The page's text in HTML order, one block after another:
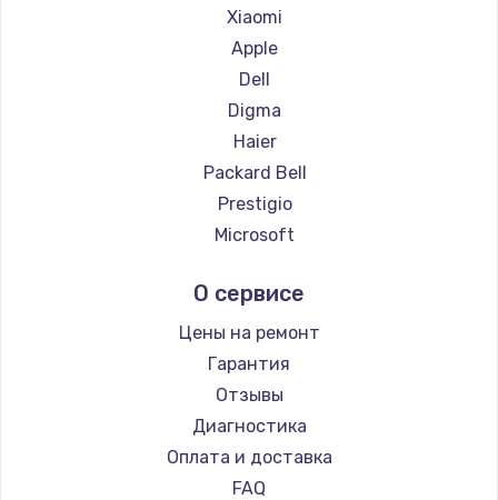
Ремонт ноутбуков Irbis
Ремонт ноутбуков Thunderobot
Ремонт ноутбуков Hasee
Ремонт ноутбуков ZTE
Ремонт ноутбуков Hiper
Ремонт ноутбуков Evga
Ремонт ноутбуков Google
Ремонт ноутбуков Echips
Ремонт ноутбуков Predator
Ремонт ноутбуков iru
Ремонт ноутбуков Machenike
Ремонт ноутбуков DEXP
Ремонт ноутбуков Teclast
Ремонт ноутбуков CHUWI
Ремонт ноутбуков Colorful
Xiaomi
Apple
Dell
Digma
Haier
Packard Bell
Prestigio
Microsoft
Aquarius
Gigabyte
Aorus
Maibenben
Getac
Epson
Philips
О сервисе
Цены на ремонт
Гарантия
Отзывы
Диагностика
Оплата и доставка
FAQ